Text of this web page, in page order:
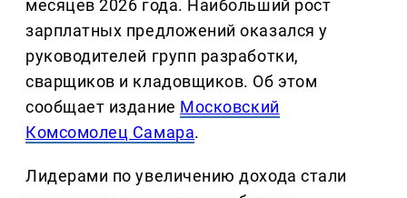
месяцев 2026 года. Наибольший рост
зарплатных предложений оказался у
руководителей групп разработки,
сварщиков и кладовщиков. Об этом
сообщает издание Московский
Комсомолец Самара.
Лидерами по увеличению дохода стали